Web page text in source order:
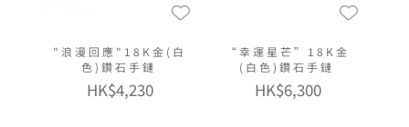
"浪漫回應"18K金(白
色)鑽石手鏈
HK$4,230
“幸運星芒”18K金
(白色)鑽石手鏈
HK$6,300